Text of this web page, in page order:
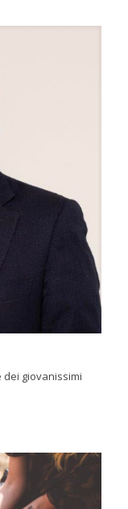
dei giovanissimi